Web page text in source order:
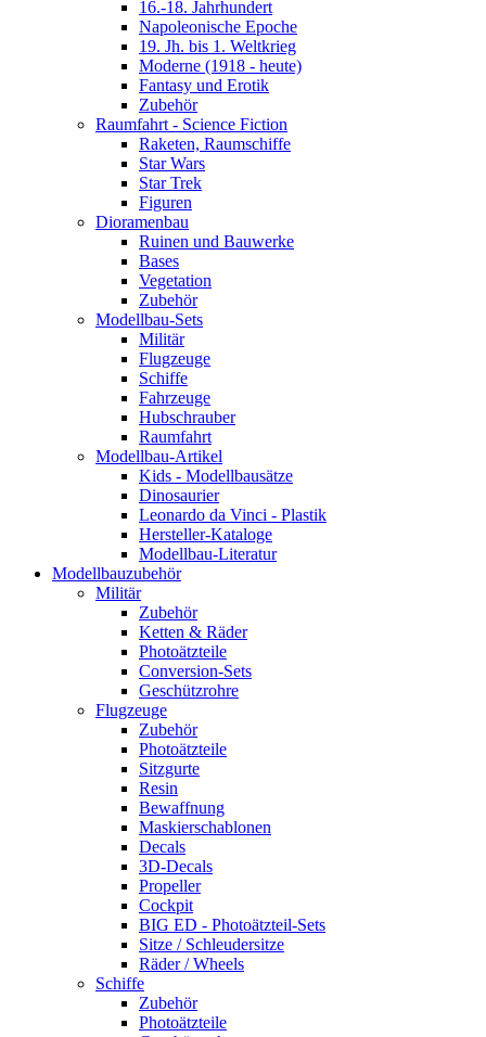
16.-18. Jahrhundert
Napoleonische Epoche
19. Jh. bis 1. Weltkrieg
Moderne (1918 - heute)
Fantasy und Erotik
Zubehör
Raumfahrt - Science Fiction
Raketen, Raumschiffe
Star Wars
Star Trek
Figuren
Dioramenbau
Ruinen und Bauwerke
Bases
Vegetation
Zubehör
Modellbau-Sets
Militär
Flugzeuge
Schiffe
Fahrzeuge
Hubschrauber
Raumfahrt
Modellbau-Artikel
Kids - Modellbausätze
Dinosaurier
Leonardo da Vinci - Plastik
Hersteller-Kataloge
Modellbau-Literatur
Modellbauzubehör
Militär
Zubehör
Ketten & Räder
Photoätzteile
Conversion-Sets
Geschützrohre
Flugzeuge
Zubehör
Photoätzteile
Sitzgurte
Resin
Bewaffnung
Maskierschablonen
Decals
3D-Decals
Propeller
Cockpit
BIG ED - Photoätzteil-Sets
Sitze / Schleudersitze
Räder / Wheels
Schiffe
Zubehör
Photoätzteile